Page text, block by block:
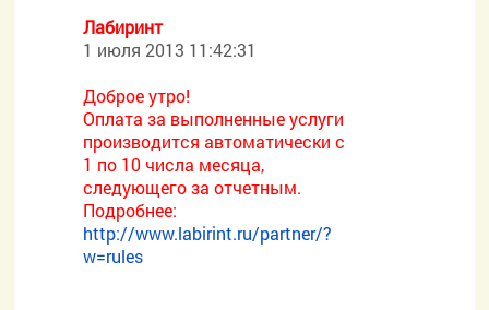
Лабиринт
1 июля 2013 11:42:31
Доброе утро!
Оплата за выполненные услуги
производится автоматически с
1 по 10 числа месяца,
следующего за отчетным.
Подробнее:
http://www.labirint.ru/partner/?
w=rules